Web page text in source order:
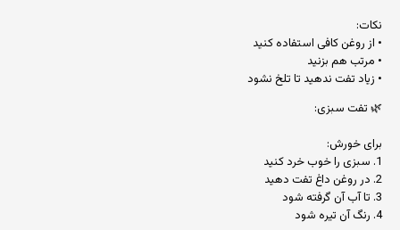
نکات:
• از روغن کافی استفاده کنید
• مرتب هم بزنید
• زیاد تفت ندهید تا تلخ نشود
🌿 تفت سبزی:
برای خورش:
1. سبزی را خوب خرد کنید
2. در روغن داغ تفت دهید
3. تا آب آن گرفته شود
4. رنگ آن تیره شود